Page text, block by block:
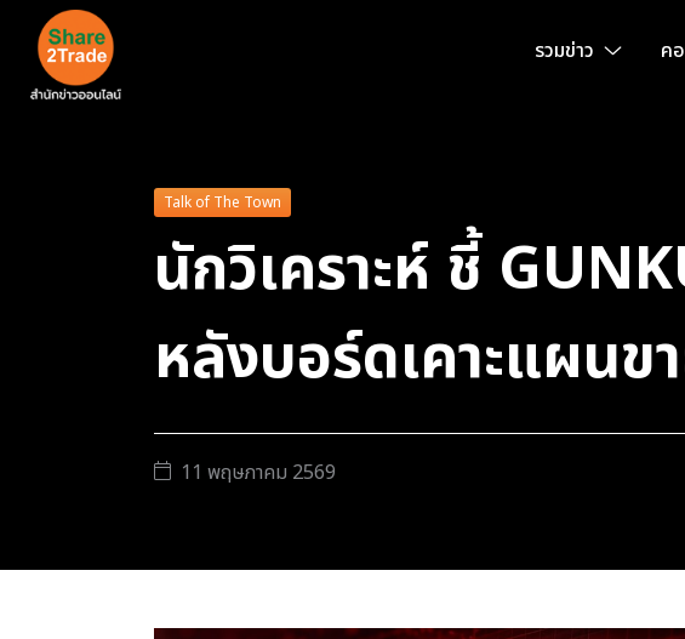
รวมข่าว ค
Talk of The Town
นักวิเคราะห์ ชี้
หลังบอร์ดเคาะแผน
11 พฤษภาคม 2569